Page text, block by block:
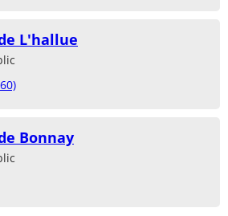
L'hallue
Bonnay